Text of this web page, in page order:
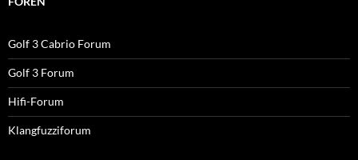
Golf 3 Cabrio Forum
Golf 3 Forum
Hifi-Forum
Klangfuzziforum